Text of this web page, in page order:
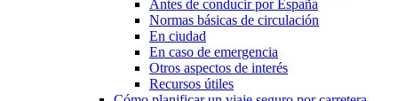
Antes de conducir por España
Normas básicas de circulación
En ciudad
En caso de emergencia
Otros aspectos de interés
Recursos útiles